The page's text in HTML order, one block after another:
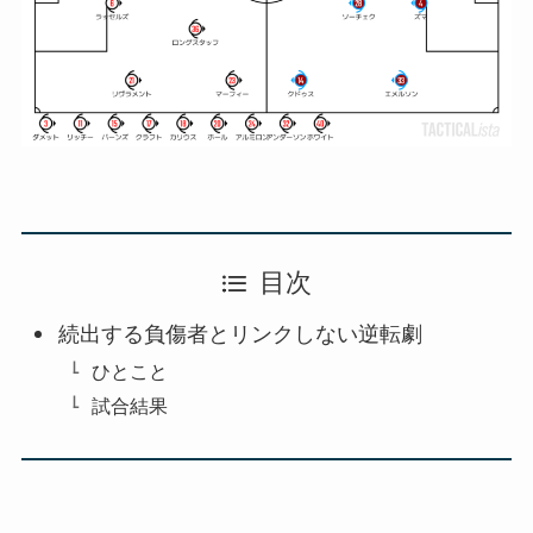
目次
続出する負傷者とリンクしない逆転劇
ひとこと
試合結果